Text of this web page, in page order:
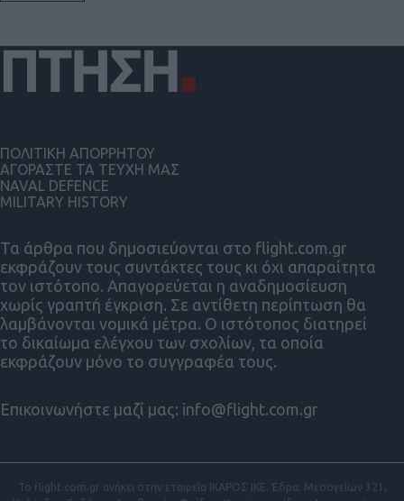
Τα άρθρα που δημοσιεύονται στο flight.com.gr
εκφράζουν τους συντάκτες τους κι όχι απαραίτητα
τον ιστότοπο. Απαγορεύεται η αναδημοσίευση
χωρίς γραπτή έγκριση. Σε αντίθετη περίπτωση θα
λαμβάνονται νομικά μέτρα. Ο ιστότοπος διατηρεί
το δικαίωμα ελέγχου των σχολίων, τα οποία
εκφράζουν μόνο το συγγραφέα τους.
Επικοινωνήστε μαζί μας: info@flight.com.gr
ΠΟΛΙΤΙΚΗ ΑΠΟΡΡΗΤΟΥ
ΑΓΟΡΑΣΤΕ ΤΑ ΤΕΥΧΗ ΜΑΣ
NAVAL DEFENCE
MILITARY HISTORY
Το flight.com.gr ανήκει στην εταιρεία ΙΚΑΡΟΣ ΙΚΕ. Έδρα: Μεσογείων 321,